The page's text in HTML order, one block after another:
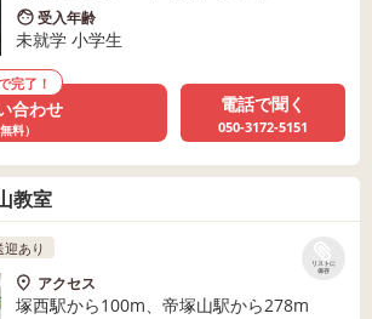
受入年齢
未就学 小学生
完了！
合わせ
無料）
電話で聞く
050-3172-5151
教室
リストに
保存
迎あり
アクセス
塚西駅から100m、帝塚山駅から278m